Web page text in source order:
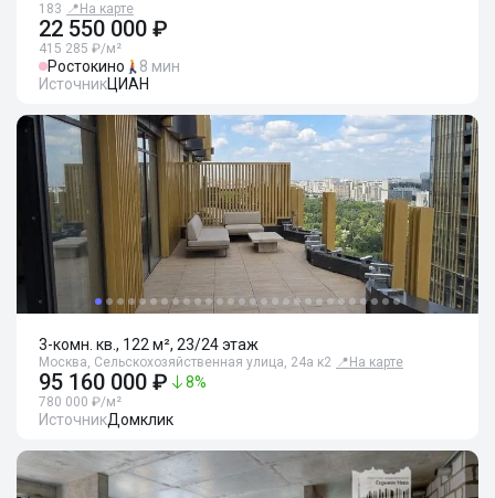
183 📍 На карте
22 550 000 ₽
415 285 ₽/м²
Ростокино
8 мин
ИсточникЦИАН
3-комн. кв., 122 м², 23/24 этаж
Москва, Сельскохозяйственная улица, 24а к2 📍 На карте
95 160 000 ₽ 8%
780 000 ₽/м²
ИсточникДомклик